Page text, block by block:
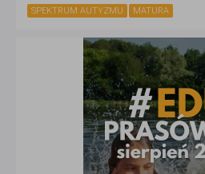
SPEKTRUM AUTYZMU MATURA